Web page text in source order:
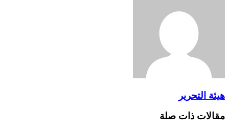
هيئة التحرير
مقالات ذات صلة